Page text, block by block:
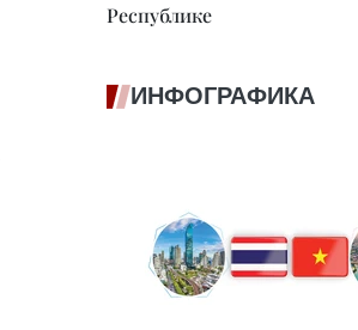
Республике
ИНФОГРАФИКА